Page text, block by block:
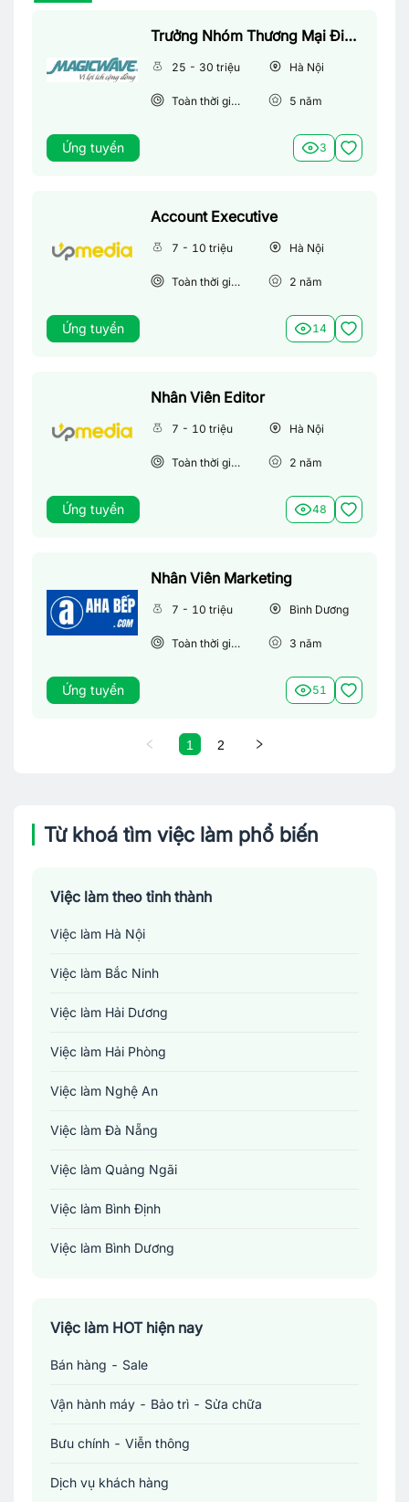
Trưởng Nhóm Thương Mại Điện Tử
25 - 30 triệu Hà Nội
Toàn thời gian 5 năm
Ứng tuyển 3
Account Executive
7 - 10 triệu Hà Nội
Toàn thời gian 2 năm
Ứng tuyển 14
Nhân Viên Editor
7 - 10 triệu Hà Nội
Toàn thời gian 2 năm
Ứng tuyển 48
Nhân Viên Marketing
7 - 10 triệu Bình Dương
Toàn thời gian 3 năm
Ứng tuyển 51
1 2
Từ khoá tìm việc làm phổ biến
Việc làm theo tỉnh thành
Việc làm Hà Nội
Việc làm Bắc Ninh
Việc làm Hải Dương
Việc làm Hải Phòng
Việc làm Nghệ An
Việc làm Đà Nẵng
Việc làm Quảng Ngãi
Việc làm Bình Định
Việc làm Bình Dương
Việc làm TP. Hồ Chí Minh
Việc làm Cần Thơ
Việc làm HOT hiện nay
Bán hàng - Sale
Vận hành máy - Bảo trì - Sửa chữa
Bưu chính - Viễn thông
Dịch vụ khách hàng